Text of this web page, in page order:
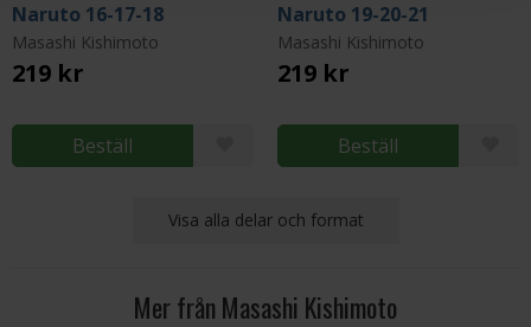
Naruto 16-17-18
Masashi Kishimoto
219 kr
Beställ
Naruto 19-20-21
Masashi Kishimoto
219 kr
Beställ
Visa alla delar och format
Mer från Masashi Kishimoto